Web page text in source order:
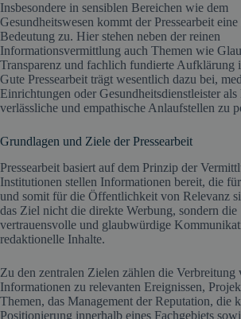
Insbesondere in sensiblen Bereichen wie dem
Gesundheitswesen kommt der Pressearbeit eine
Bedeutung zu. Hier stehen neben der reinen
Informationsvermittlung auch Themen wie
Transparenz und fachlich fundierte Aufklärung
Gute Pressearbeit trägt wesentlich dazu bei,
Einrichtungen oder Gesundheitsdienstleister als
verlässliche und empathische Anlaufstellen zu
Grundlagen und Ziele der Pressearbeit
Pressearbeit basiert auf dem Prinzip der
Institutionen stellen Informationen bereit, die
und somit für die Öffentlichkeit von Relevanz
das Ziel nicht die direkte Werbung, sondern die
vertrauensvolle und glaubwürdige
redaktionelle Inhalte.
Zu den zentralen Zielen zählen die Verbreitung
Informationen zu relevanten Ereignissen,
Themen, das Management der Reputation, die
Positionierung innerhalb eines Fachgebiets